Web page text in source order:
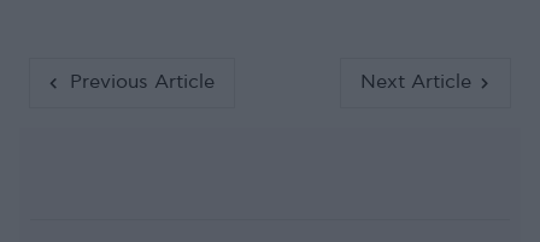
Previous Article Next Article